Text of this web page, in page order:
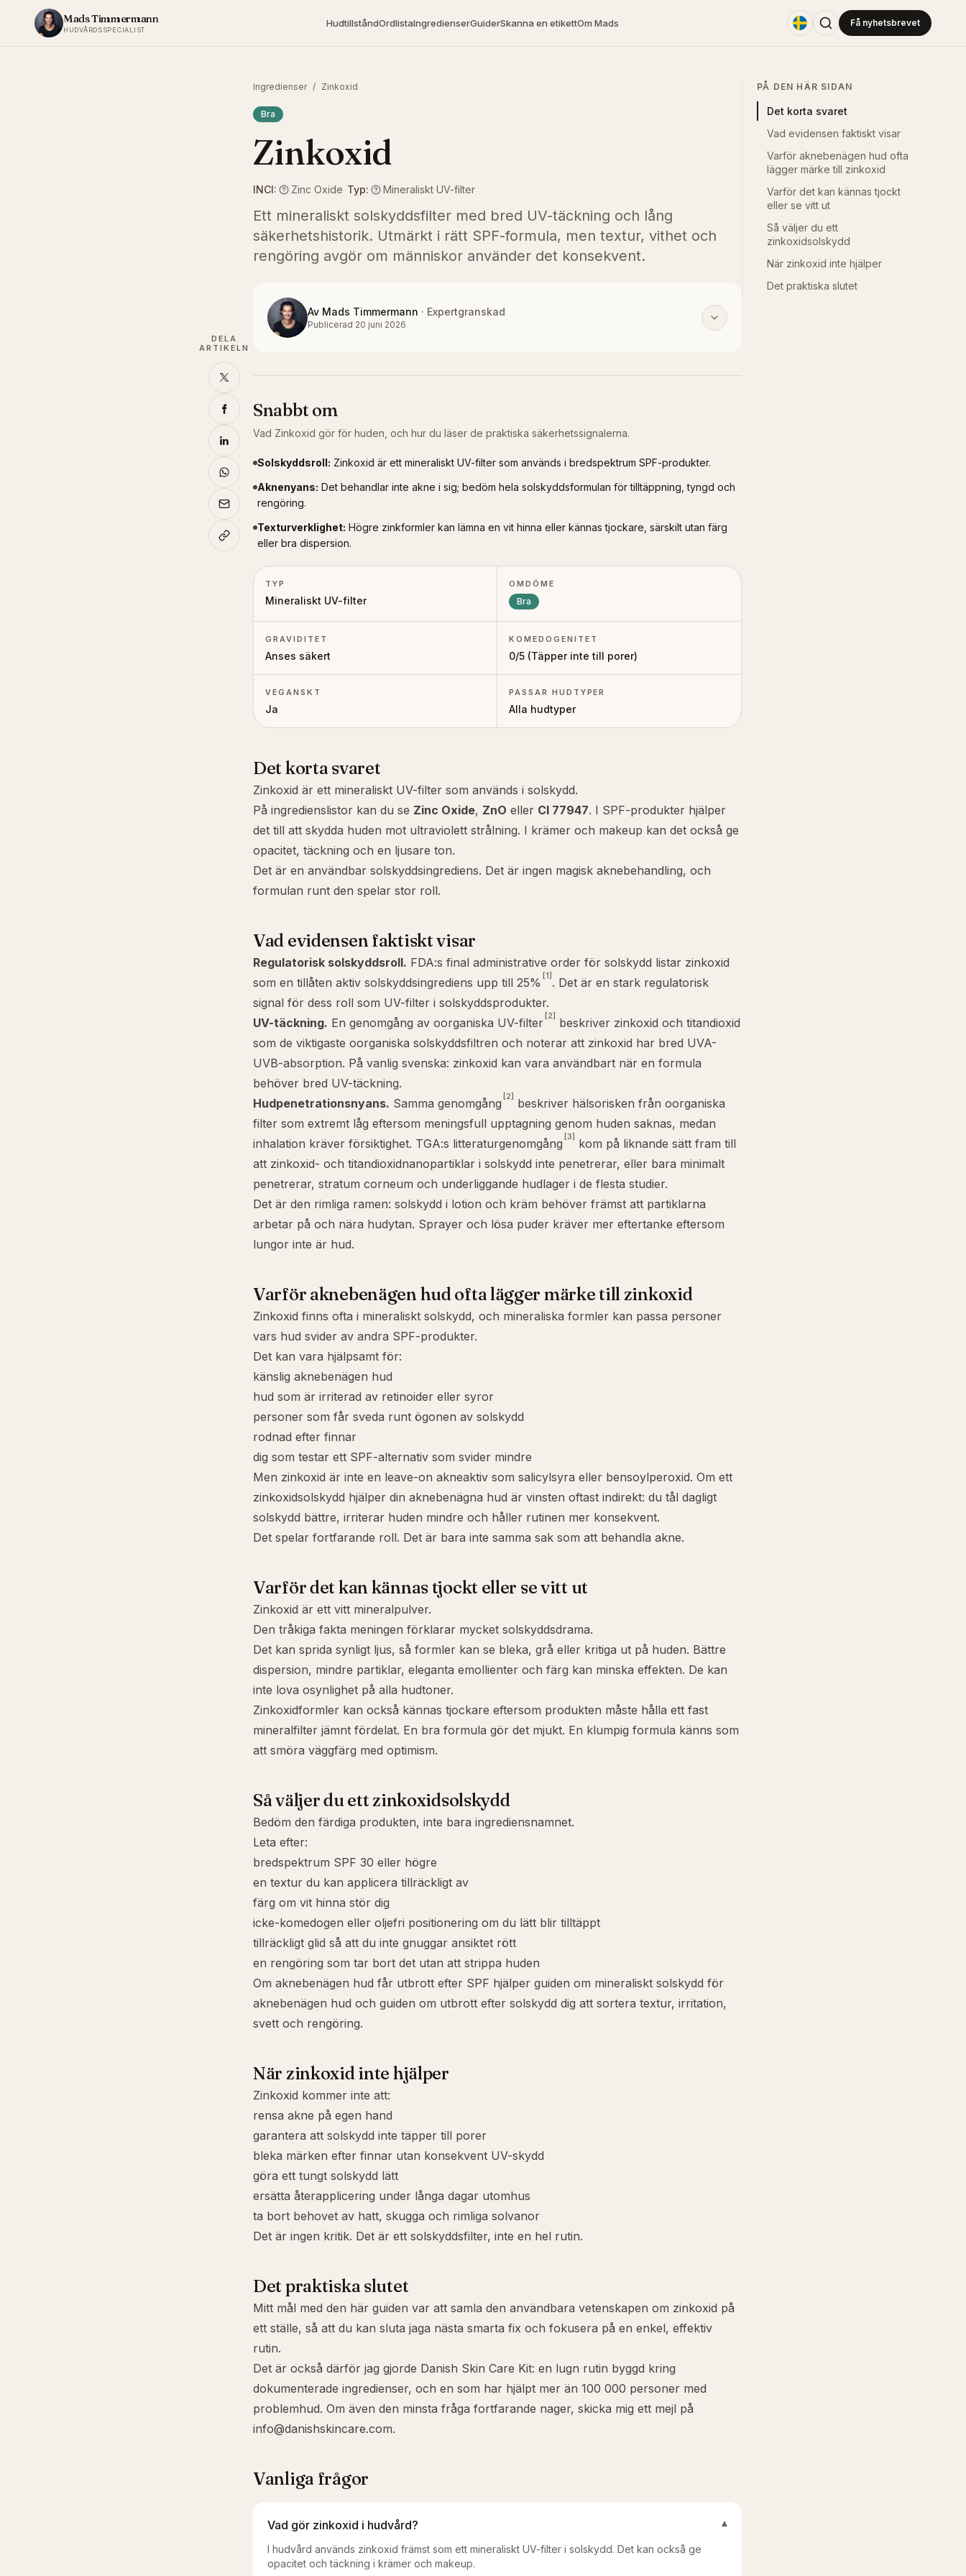
Hoppa till innehållet
Mads Timmermann
HUDVÅRDSSPECIALIST
HudtillståndOrdlistaIngredienserGuiderSkanna en etikettOm Mads Få nyhetsbrevet
PÅ DEN HÄR SIDAN
Det korta svaret
Vad evidensen faktiskt visar
Varför aknebenägen hud ofta
lägger märke till zinkoxid
Varför det kan kännas tjockt
eller se vitt ut
Så väljer du ett
zinkoxidsolskydd
När zinkoxid inte hjälper
Det praktiska slutet
Ingredienser / Zinkoxid
Bra
Zinkoxid
INCI: Zinc Oxide-Typ: Mineraliskt UV-filter
Ett mineraliskt solskyddsfilter med bred UV-täckning och lång
säkerhetshistorik. Utmärkt i rätt SPF-formula, men textur, vithet och
rengöring avgör om människor använder det konsekvent.
Av Mads Timmermann · Expertgranskad
Publicerad 20 juni 2026
Snabbt om
Vad Zinkoxid gör för huden, och hur du läser de praktiska säkerhetssignalerna.
Solskyddsroll: Zinkoxid är ett mineraliskt UV-filter som används i bredspektrum SPF-produkter.
Aknenyans: Det behandlar inte akne i sig; bedöm hela solskyddsformulan för tilltäppning, tyngd och
rengöring.
Texturverklighet: Högre zinkformler kan lämna en vit hinna eller kännas tjockare, särskilt utan färg
eller bra dispersion.
TYP
Mineraliskt UV-filter
OMDÖME
Bra
GRAVIDITET
Anses säkert
KOMEDOGENITET
0/5 (Täpper inte till porer)
VEGANSKT
Ja
PASSAR HUDTYPER
Alla hudtyper
Det korta svaret
Zinkoxid är ett mineraliskt UV-filter som används i solskydd.
På ingredienslistor kan du se Zinc Oxide, ZnO eller CI 77947. I SPF-produkter hjälper
det till att skydda huden mot ultraviolett strålning. I krämer och makeup kan det också ge
opacitet, täckning och en ljusare ton.
Det är en användbar solskyddsingrediens. Det är ingen magisk aknebehandling, och
formulan runt den spelar stor roll.
Vad evidensen faktiskt visar
Regulatorisk solskyddsroll. FDA:s final administrative order för solskydd listar zinkoxid
som en tillåten aktiv solskyddsingrediens upp till 25% [1] . Det är en stark regulatorisk
signal för dess roll som UV-filter i solskyddsprodukter.
UV-täckning. En genomgång av oorganiska UV-filter [2] beskriver zinkoxid och titandioxid
som de viktigaste oorganiska solskyddsfiltren och noterar att zinkoxid har bred UVA-
UVB-absorption. På vanlig svenska: zinkoxid kan vara användbart när en formula
behöver bred UV-täckning.
Hudpenetrationsnyans. Samma genomgång [2] beskriver hälsorisken från oorganiska
filter som extremt låg eftersom meningsfull upptagning genom huden saknas, medan
inhalation kräver försiktighet. TGA:s litteraturgenomgång [3] kom på liknande sätt fram till
att zinkoxid- och titandioxidnanopartiklar i solskydd inte penetrerar, eller bara minimalt
penetrerar, stratum corneum och underliggande hudlager i de flesta studier.
Det är den rimliga ramen: solskydd i lotion och kräm behöver främst att partiklarna
arbetar på och nära hudytan. Sprayer och lösa puder kräver mer eftertanke eftersom
lungor inte är hud.
Varför aknebenägen hud ofta lägger märke till zinkoxid
Zinkoxid finns ofta i mineraliskt solskydd, och mineraliska formler kan passa personer
vars hud svider av andra SPF-produkter.
Det kan vara hjälpsamt för:
känslig aknebenägen hud
hud som är irriterad av retinoider eller syror
personer som får sveda runt ögonen av solskydd
rodnad efter finnar
dig som testar ett SPF-alternativ som svider mindre
Men zinkoxid är inte en leave-on akneaktiv som salicylsyra eller bensoylperoxid. Om ett
zinkoxidsolskydd hjälper din aknebenägna hud är vinsten oftast indirekt: du tål dagligt
solskydd bättre, irriterar huden mindre och håller rutinen mer konsekvent.
Det spelar fortfarande roll. Det är bara inte samma sak som att behandla akne.
Varför det kan kännas tjockt eller se vitt ut
Zinkoxid är ett vitt mineralpulver.
Den tråkiga fakta meningen förklarar mycket solskyddsdrama.
Det kan sprida synligt ljus, så formler kan se bleka, grå eller kritiga ut på huden. Bättre
dispersion, mindre partiklar, eleganta emollienter och färg kan minska effekten. De kan
inte lova osynlighet på alla hudtoner.
Zinkoxidformler kan också kännas tjockare eftersom produkten måste hålla ett fast
mineralfilter jämnt fördelat. En bra formula gör det mjukt. En klumpig formula känns som
att smöra väggfärg med optimism.
Så väljer du ett zinkoxidsolskydd
Bedöm den färdiga produkten, inte bara ingrediensnamnet.
Leta efter:
bredspektrum SPF 30 eller högre
en textur du kan applicera tillräckligt av
färg om vit hinna stör dig
icke-komedogen eller oljefri positionering om du lätt blir tilltäppt
tillräckligt glid så att du inte gnuggar ansiktet rött
en rengöring som tar bort det utan att strippa huden
Om aknebenägen hud får utbrott efter SPF hjälper guiden om mineraliskt solskydd för
aknebenägen hud och guiden om utbrott efter solskydd dig att sortera textur, irritation,
svett och rengöring.
När zinkoxid inte hjälper
Zinkoxid kommer inte att:
rensa akne på egen hand
garantera att solskydd inte täpper till porer
bleka märken efter finnar utan konsekvent UV-skydd
göra ett tungt solskydd lätt
ersätta återapplicering under långa dagar utomhus
ta bort behovet av hatt, skugga och rimliga solvanor
Det är ingen kritik. Det är ett solskyddsfilter, inte en hel rutin.
Det praktiska slutet
Mitt mål med den här guiden var att samla den användbara vetenskapen om zinkoxid på
ett ställe, så att du kan sluta jaga nästa smarta fix och fokusera på en enkel, effektiv
rutin.
Det är också därför jag gjorde Danish Skin Care Kit: en lugn rutin byggd kring
dokumenterade ingredienser, och en som har hjälpt mer än 100 000 personer med
problemhud. Om även den minsta fråga fortfarande nager, skicka mig ett mejl på
info@danishskincare.com.
Vanliga frågor
Vad gör zinkoxid i hudvård? ▾
I hudvård används zinkoxid främst som ett mineraliskt UV-filter i solskydd. Det kan också ge
opacitet och täckning i krämer och makeup.
DELA
ARTIKELN